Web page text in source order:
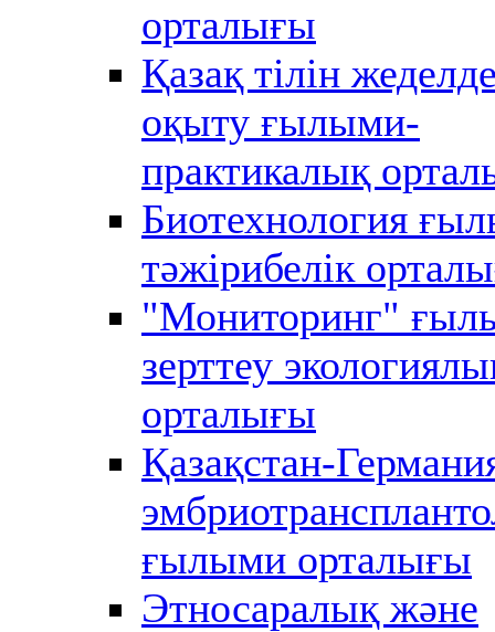
орталығы
Қазақ тілін
оқыту ғылыми-
практикалық
Биотехнология
тәжірибелік
"Мониторинг"
зерттеу
орталығы
Қазақстан-
ғылыми орталығы
Этносаралық және